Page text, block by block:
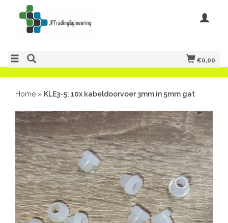
€0,00
Home » KLE3-5; 10x kabeldoorvoer 3mm in 5mm gat